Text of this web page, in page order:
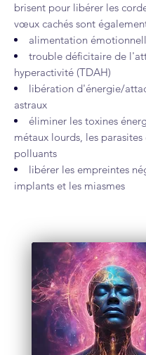
brisent pour libérer les
vœux cachés sont
alimentation
trouble déficitaire de
hyperactivité (TDAH)
libération d'énergie/
astraux
éliminer les toxines
métaux lourds, les parasites
polluants
libérer les empreintes
implants et les miasmes